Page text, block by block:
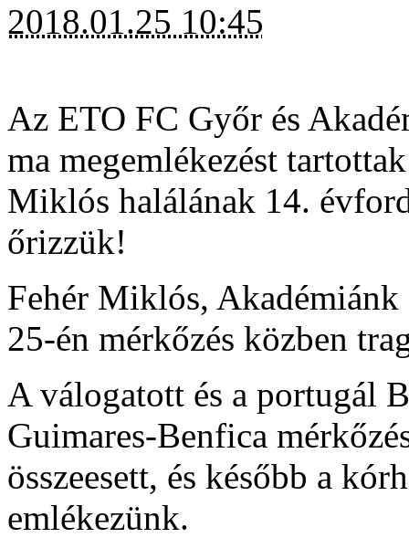
2018.01.25 10:45
Az ETO FC Győr és
ma megemlékezést
Miklós halálának 14.
őrizzük!
Fehér Miklós,
25-én mérkőzés közben
A válogatott és a portugál
Guimares-Benfica
összeesett, és később a
emlékezünk.